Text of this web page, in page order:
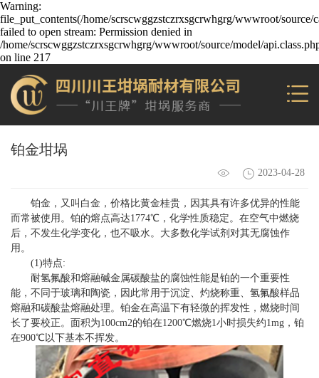
Warning:
file_put_contents(/home/scrscwggzstczrxsgcrwhgrg/wwwroot/source/
failed to open stream: Permission denied in
/home/scrscwggzstczrxsgcrwhgrg/wwwroot/source/model/
on line 217
铂金坩埚
2023-04-28
铂金，又叫白金，价格比黄金桂贵，因其具有许多优异的性能
而常被使用。铂的熔点高达1774℃，化学性质稳定。在空气中燃烧
后，不发生化学变化，也不吸水。大多数化学试剂对其无腐蚀作
用。
(1)特点:
耐氢氟酸和熔融碱金属碳酸盐的腐蚀性能是铂的一个重要性
能，不同于玻璃和陶瓷，因此常用于沉淀、灼烧称重、氢氟酸样品
熔融和碳酸盐熔融处理。铂金在高温下有轻微的挥发性，燃烧时间
长了要校正。面积为100cm2的铂在1200℃燃烧1小时损失约1mg，铂
在900℃以下基本不挥发。